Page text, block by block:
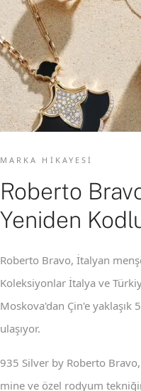
MARKA HIKAYESI
Roberto
Yeniden
Roberto Bravo, İtalyan
Koleksiyonlar İtalya ve
Moskova'dan Çin'e yaklaşık
ulaşıyor.
935 Silver by Roberto
mine ve özel rodyum